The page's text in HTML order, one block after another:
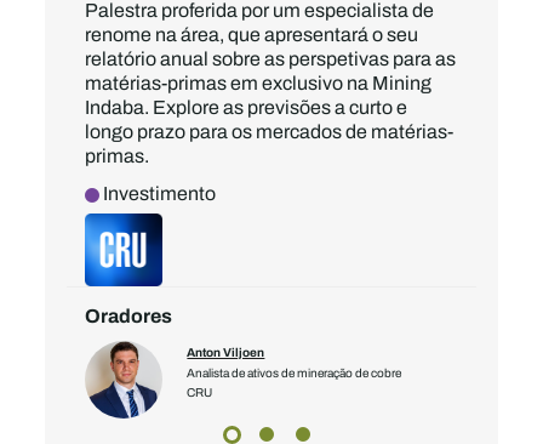
Palestra proferida por um especialista de
renome na área, que apresentará o seu
relatório anual sobre as perspetivas para as
matérias-primas em exclusivo na Mining
Indaba. Explore as previsões a curto e
longo prazo para os mercados de matérias-
primas.
Investimento
Oradores
Anton Viljoen
Analista de ativos de mineração de cobre
CRU